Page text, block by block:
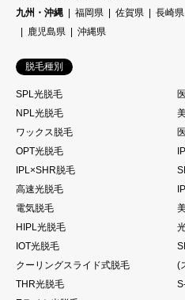
九州・沖縄
福岡県 佐賀県 長崎県
鹿児島県
沖縄県
脱毛種別
SPL光脱毛
NPL光脱毛
ワックス脱毛
OPT光脱毛
IPL×SHR脱毛
高速光脱毛
電気脱毛
HIPL光脱毛
IOT光脱毛
クーリングスライド式脱毛
(
THR光脱毛